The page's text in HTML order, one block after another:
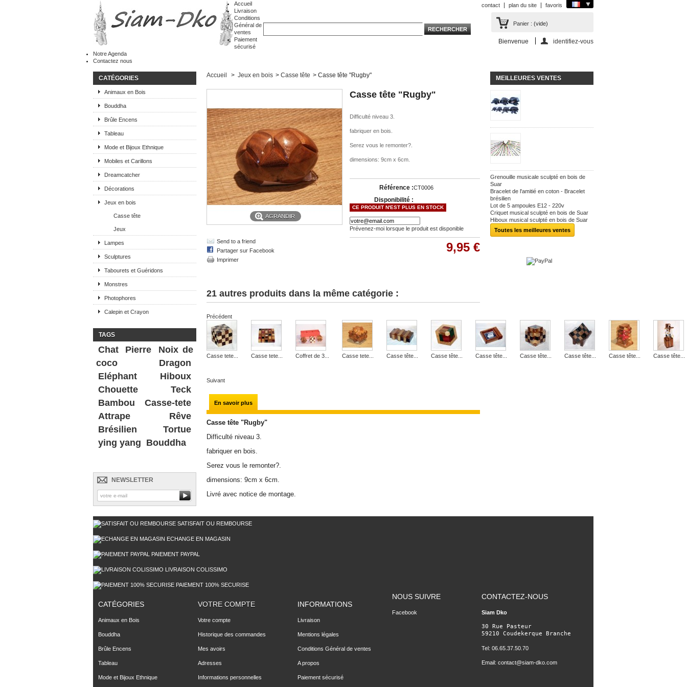
contact plan du site favoris
Panier : (vide)
Bienvenue identifiez-vous
Accueil
Livraison
Conditions
Général de
ventes
Paiement
sécurisé
Notre Agenda
Contactez nous
CATÉGORIES
Animaux en Bois
Bouddha
Brûle Encens
Tableau
Mode et Bijoux Ethnique
Mobiles et Carillons
Dreamcatcher
Décorations
Jeux en bois
Casse tête
Jeux
Lampes
Sculptures
Tabourets et Guéridons
Monstres
Photophores
Calepin et Crayon
TAGS
Chat Pierre
Noix de
coco
Dragon
Eléphant
Hiboux
Chouette
Teck
Bambou
Casse-tete
Attrape Rêve
Brésilien
Tortue
ying yang Bouddha
NEWSLETTER
Accueil > Jeux en bois > Casse tête > Casse tête "Rugby"
AGRANDIR
Send to a friend
Partager sur Facebook
Imprimer
Casse tête "Rugby"
Difficulté niveau 3.
fabriquer en bois.
Serez vous le remonter?.
dimensions: 9cm x 6cm.
Référence :CT0006
Disponibilité :
CE PRODUIT N'EST PLUS EN STOCK
Prévenez-moi lorsque le produit est disponible
9,95 €
21 autres produits dans la même catégorie :
Précédent
Casse tete... Casse tete... Coffret de 3... Casse tete... Casse tête... Casse tête... Casse tête... Casse tête... Casse tête... Casse tête... Casse tête...
Suivant
En savoir plus
Casse tête "Rugby"
Difficulté niveau 3.
fabriquer en bois.
Serez vous le remonter?.
dimensions: 9cm x 6cm.
Livré avec notice de montage.
MEILLEURES VENTES
Grenouille musicale sculpté en bois de
Suar
Bracelet de l'amitié en coton - Bracelet
brésilien
Lot de 5 ampoules E12 - 220v
Criquet musical sculpté en bois de Suar
Hiboux musical sculpté en bois de Suar
Toutes les meilleures ventes
SATISFAIT OU REMBOURSE
ECHANGE EN MAGASIN
PAIEMENT PAYPAL
LIVRAISON COLISSIMO
PAIEMENT 100% SECURISE
CATÉGORIES
Animaux en Bois
Bouddha
Brûle Encens
Tableau
Mode et Bijoux Ethnique
VOTRE COMPTE
Votre compte
Historique des commandes
Mes avoirs
Adresses
Informations personnelles
INFORMATIONS
Livraison
Mentions légales
Conditions Général de ventes
A propos
Paiement sécurisé
NOUS SUIVRE
Facebook
CONTACTEZ-NOUS
Siam Dko
30 Rue Pasteur
59210 Coudekerque Branche
Tel: 06.65.37.50.70
Email: contact@siam-dko.com